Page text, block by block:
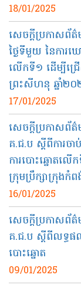
18/01/2025
សេចក្តីប្រកាសព័
ថ្ងៃទីមួយ នៃការ
លើកទី១ ដើម្បីជ្រ
ព្រះសីហនុ ឆ្នាំ២
17/01/2025
សេចក្តីប្រកាសព័
គ.ជ.ប ស្តីពីការច
ការបោះឆ្នោតលើ
ក្រុមប្រឹក្សាក្រុង
16/01/2025
សេចក្តីប្រកាសព័
គ.ជ.ប ស្តីពីលទ្ធផ
បោះឆ្នោត
09/01/2025